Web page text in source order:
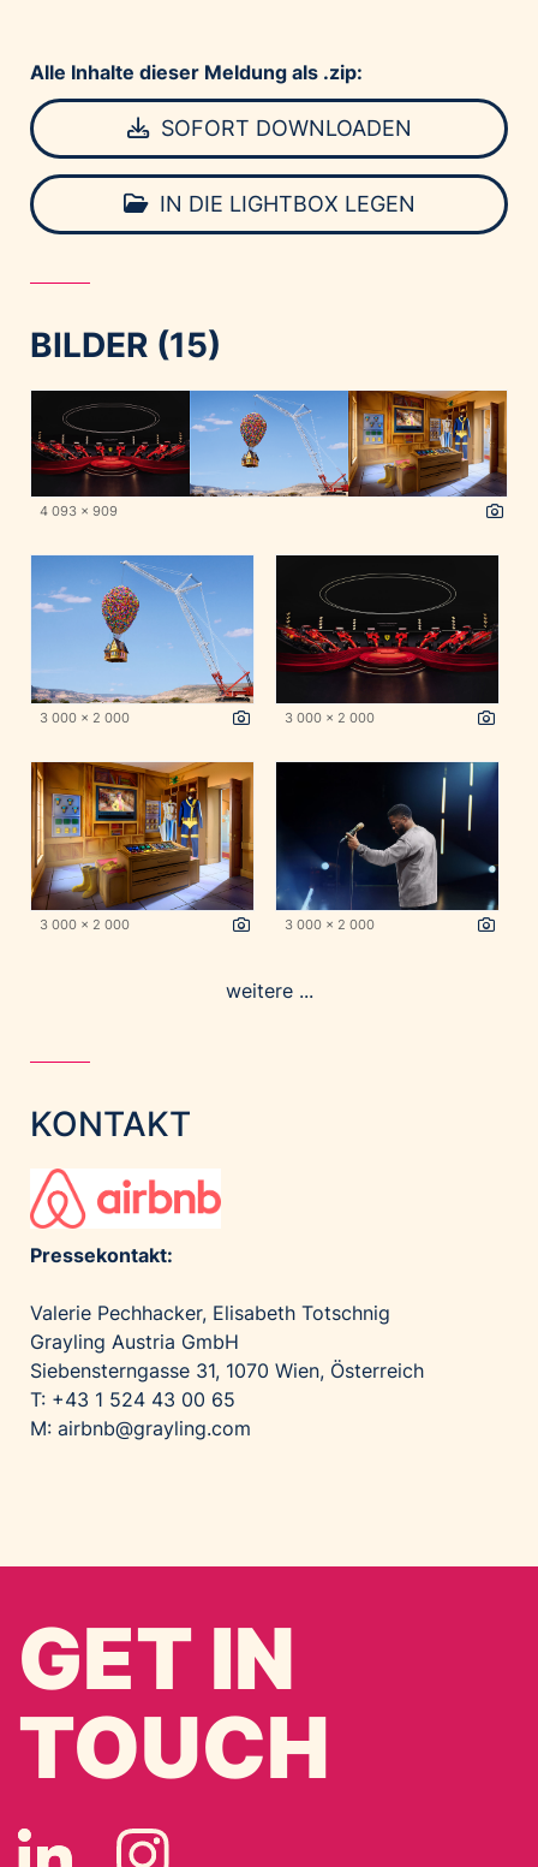
Alle Inhalte dieser Meldung als .zip:
SOFORT DOWNLOADEN
IN DIE LIGHTBOX LEGEN
BILDER (15)
4 093 x 909
3 000 x 2 000 3 000 x 2 000
3 000 x 2 000 3 000 x 2 000
weitere ...
KONTAKT
Pressekontakt:
Valerie Pechhacker, Elisabeth Totschnig
Grayling Austria GmbH
Siebensterngasse 31, 1070 Wien, Österreich
T: +43 1 524 43 00 65
M: airbnb@grayling.com
GET IN
TOUCH